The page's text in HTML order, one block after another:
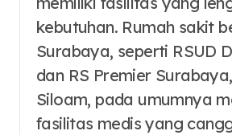
kebutuhan. Rumah sakit
Surabaya, seperti RSUD
dan RS Premier
Siloam, pada umumnya
fasilitas medis yang